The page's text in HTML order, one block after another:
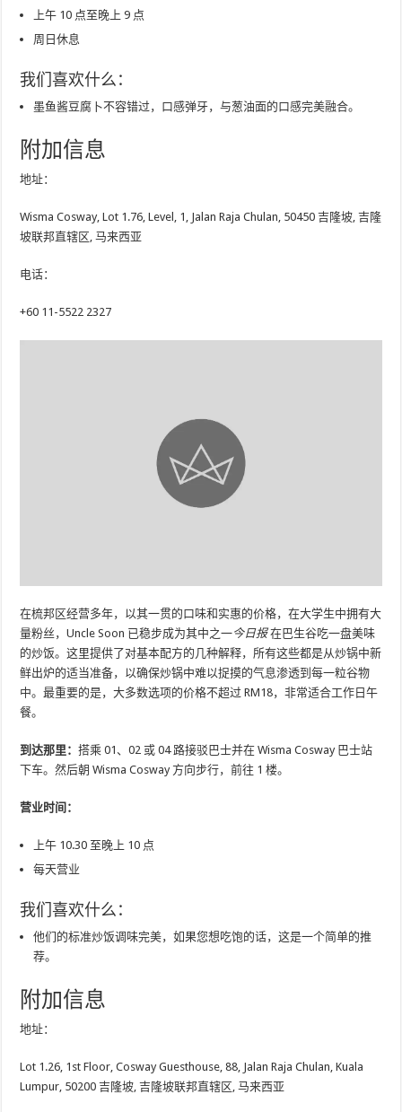
上午 10 点至晚上 9 点
周日休息
我们喜欢什么：
墨鱼酱豆腐卜不容错过，口感弹牙，与葱油面的口感完美融合。
附加信息
地址：
Wisma Cosway, Lot 1.76, Level, 1, Jalan Raja Chulan, 50450 吉隆坡, 吉隆
坡联邦直辖区, 马来西亚
电话：
+60 11-5522 2327
在梳邦区经营多年，以其一贯的口味和实惠的价格，在大学生中拥有大
量粉丝，Uncle Soon 已稳步成为其中之一今日报在巴生谷吃一盘美味
的炒饭。这里提供了对基本配方的几种解释，所有这些都是从炒锅中新
鲜出炉的适当准备，以确保炒锅中难以捉摸的气息渗透到每一粒谷物
中。最重要的是，大多数选项的价格不超过 RM18，非常适合工作日午
餐。
到达那里：搭乘 01、02 或 04 路接驳巴士并在 Wisma Cosway 巴士站
下车。然后朝 Wisma Cosway 方向步行，前往 1 楼。
营业时间：
上午 10.30 至晚上 10 点
每天营业
我们喜欢什么：
他们的标准炒饭调味完美，如果您想吃饱的话，这是一个简单的推
荐。
附加信息
地址：
Lot 1.26, 1st Floor, Cosway Guesthouse, 88, Jalan Raja Chulan, Kuala
Lumpur, 50200 吉隆坡, 吉隆坡联邦直辖区, 马来西亚